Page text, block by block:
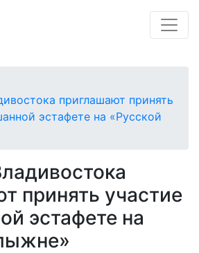
приглашают принять
эстафете на «Русской
принять участие
эстафете на